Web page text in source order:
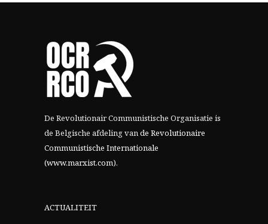
De Revolutionair Communistische Organisatie is
de Belgische afdeling vande Revolutionaire
Communistische Internationale
(www.marxist.com).
ACTUALITEIT